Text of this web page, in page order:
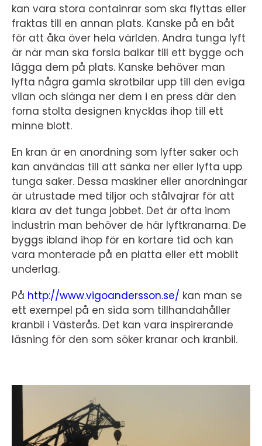
kan vara stora containrar som ska flyttas eller
fraktas till en annan plats. Kanske på en båt
för att åka över hela världen. Andra tunga lyft
är när man ska forsla balkar till ett bygge och
lägga dem på plats. Kanske behöver man
lyfta några gamla skrotbilar upp till den eviga
vilan och slänga ner dem i en press där den
forna stolta designen knycklas ihop till ett
minne blott.
En kran är en anordning som lyfter saker och
kan användas till att sänka ner eller lyfta upp
tunga saker. Dessa maskiner eller anordningar
är utrustade med tiljor och stålvajrar för att
klara av det tunga jobbet. Det är ofta inom
industrin man behöver de här lyftkranarna. De
byggs ibland ihop för en kortare tid och kan
vara monterade på en platta eller ett mobilt
underlag.
På http://www.vigoandersson.se/ kan man se
ett exempel på en sida som tillhandahåller
kranbil i Västerås. Det kan vara inspirerande
läsning för den som söker kranar och kranbil.